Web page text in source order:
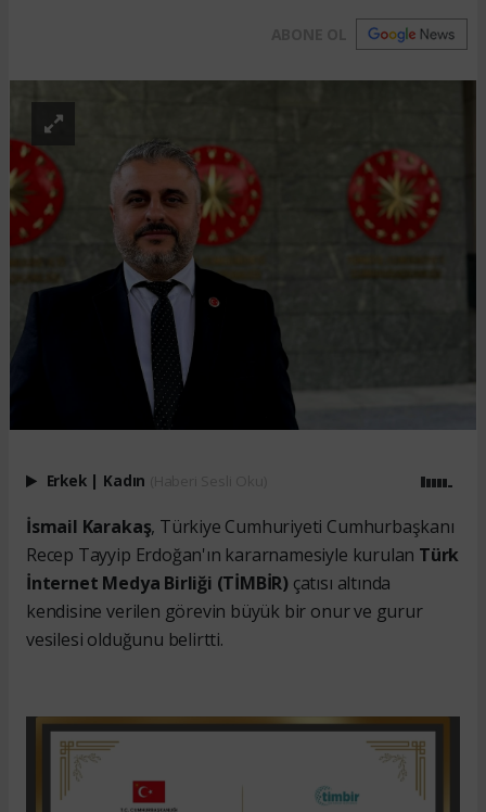
Erkek | Kadın
İsmail Karakaş, Türkiye Cumhuriyeti Cumhurbaşkanı
Recep Tayyip Erdoğan'ın kararnamesiyle kurulan Türk
İnternet Medya Birliği (TİMBİR) çatısı altında
kendisine verilen görevin büyük bir onur ve gurur
vesilesi olduğunu belirtti.